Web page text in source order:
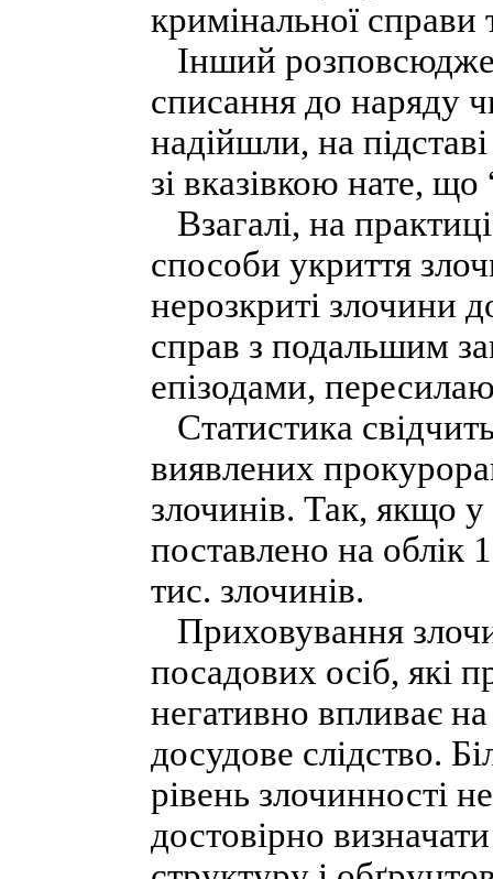
кримінальної
Інший
списання до наряду
надійшли, на
зі вказівкою нате,
Взагалі, на
способи укриття
нерозкриті злочини
справ з подальшим
епізодами,
Статистика
виявлених
злочинів. Так, якщо
поставлено на
тис. злочинів.
Приховування
посадових осіб, які
негативно впливає
досудове слідство.
рівень злочинності
достовірно